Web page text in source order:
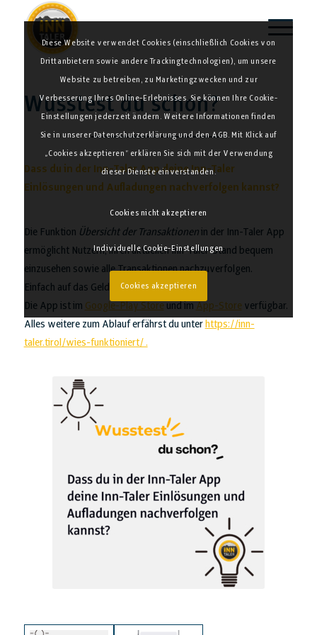
Wusstest du schon?
Dass du in der Inn-Taler App deine Inn-Taler
Einlösungen und Aufladungen nachverfolgen kannst?
Die Funktion Übersicht der Transaktionenin der Inn-Taler App
ermöglicht Nutzern, ihren aktuellen Inn-Taler-Stand bequem
einzusehen sowie alle Transaktionen nachzuverfolgen.
Einfach auf das Geldschein-Symbol klicken.
Die App ist im Google-Play Storeund im App-Storeverfügbar.
Alles weitere zum Ablauf erfährst du unter https://inn-
taler.tirol/wies-funktioniert/ .
Diese Website verwendet Cookies (einschließlich Cookies von
Drittanbietern sowie andere Trackingtechnologien), um unsere
Website zu betreiben, zu Marketingzwecken und zur
Verbesserung Ihres Online-Erlebnisses. Sie können Ihre Cookie-
Einstellungen jederzeit ändern. Weitere Informationen finden
Sie in unserer Datenschutzerklärung und den AGB. Mit Klick auf
„Cookies akzeptieren“ erklären Sie sich mit der Verwendung
dieser Dienste einverstanden.
Cookies nicht akzeptieren
Individuelle Cookie-Einstellungen
Cookies akzeptieren